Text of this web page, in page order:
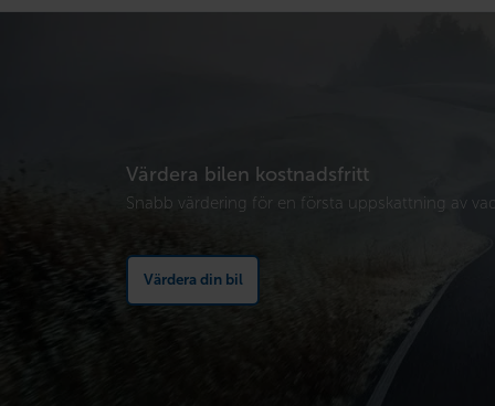
Värdera bilen kostnadsfritt
Snabb värdering för en första uppskattning av vad
Värdera din bil